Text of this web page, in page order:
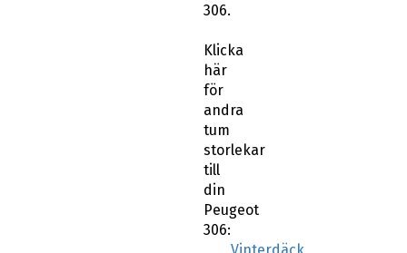
306.
Klicka
här
för
andra
tum
storlekar
till
din
Peugeot
306:
Vinterdäck